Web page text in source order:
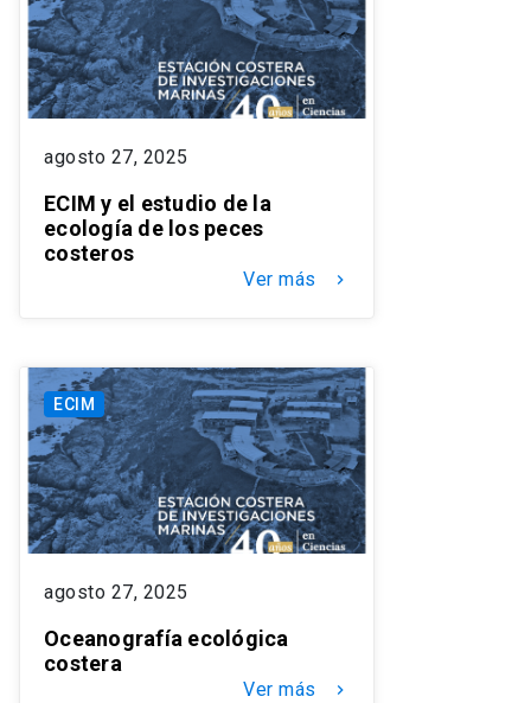
agosto 27, 2025
ECIM y el estudio de la
ecología de los peces
costeros
Ver más keyboard_arrow_right
ECIM
agosto 27, 2025
Oceanografía ecológica
costera
Ver más keyboard_arrow_right